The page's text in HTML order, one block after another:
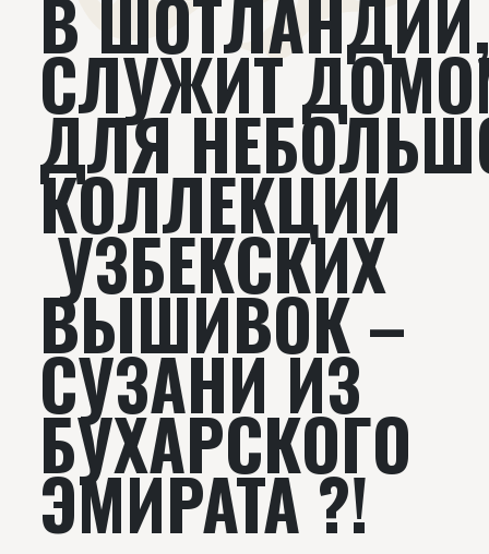
В
СЛУЖИТ
ДЛЯ
КОЛЛЕКЦИИ
УЗБЕКСКИХ
ВЫШИВОК –
СУЗАНИ ИЗ
БУХАРСКОГО
ЭМИРАТА ?!